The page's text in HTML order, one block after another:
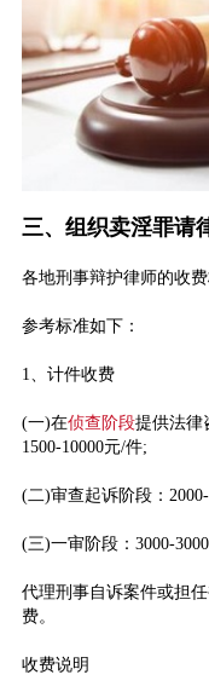
三、组织卖淫罪请
各地刑事辩护律师的收费
参考标准如下：
1、计件收费
(一)在侦查阶段提供法律
1500-10000元/件;
(二)审查起诉阶段：
(三)一审阶段：3000-
代理刑事自诉案件或担
费。
收费说明